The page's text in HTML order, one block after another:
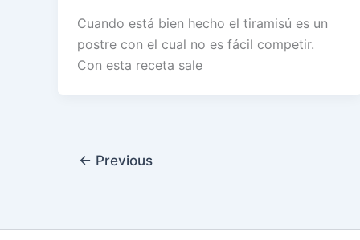
Cuando está bien hecho el tiramisú es un
postre con el cual no es fácil competir.
Con esta receta sale
← Previous